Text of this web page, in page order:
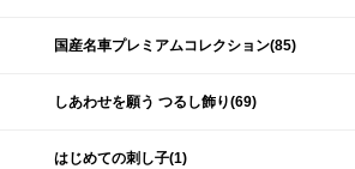
国産名車プレミアムコレクション(85)
しあわせを願う つるし飾り(69)
はじめての刺し子(1)